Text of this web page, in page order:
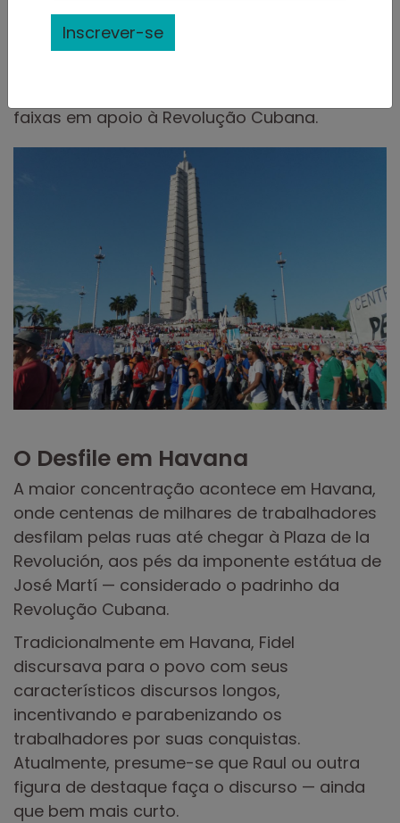
especiais, além de discursos de importantes
figuras políticas. É um espetáculo
faixas em apoio à Revolução Cubana.
O Desfile em Havana
A maior concentração acontece em Havana,
onde centenas de milhares de trabalhadores
desfilam pelas ruas até chegar à Plaza de la
Revolución, aos pés da imponente estátua de
José Martí — considerado o padrinho da
Revolução Cubana.
Tradicionalmente em Havana, Fidel
discursava para o povo com seus
característicos discursos longos,
incentivando e parabenizando os
trabalhadores por suas conquistas.
Atualmente, presume-se que Raul ou outra
figura de destaque faça o discurso — ainda
que bem mais curto.
Inscrever-se